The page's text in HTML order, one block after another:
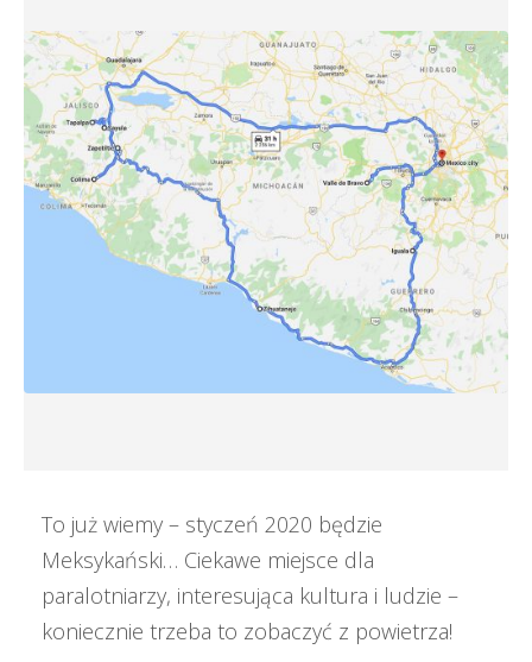
To już wiemy – styczeń 2020 będzie
Meksykański… Ciekawe miejsce dla
paralotniarzy, interesująca kultura i ludzie –
koniecznie trzeba to zobaczyć z powietrza!